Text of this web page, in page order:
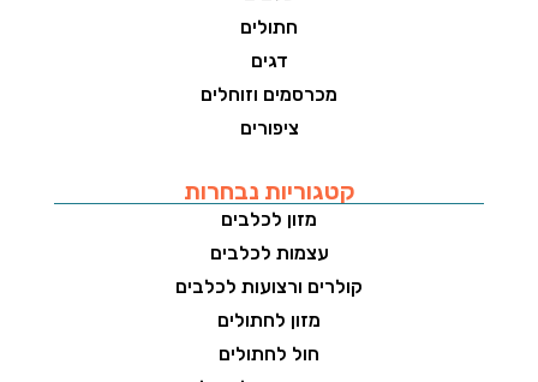
חתולים
דגים
מכרסמים וזוחלים
ציפורים
קטגוריות נבחרות
מזון לכלבים
עצמות לכלבים
קולרים ורצועות לכלבים
מזון לחתולים
חול לחתולים